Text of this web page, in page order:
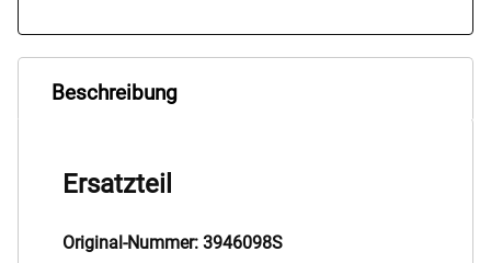
Beschreibung
Ersatzteil
Original-Nummer: 3946098S